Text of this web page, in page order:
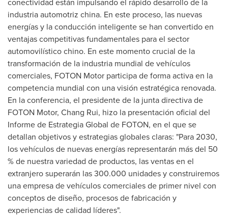
industria automotriz china. En este proceso, las nuevas
energías y la conducción inteligente se han convertido en
ventajas competitivas fundamentales para el sector
automovilístico chino. En este momento crucial de la
transformación de la industria mundial de vehículos
comerciales, FOTON Motor participa de forma activa en la
competencia mundial con una visión estratégica renovada.
En la conferencia, el presidente de la junta directiva de
FOTON Motor, Chang Rui, hizo la presentación oficial del
Informe de Estrategia Global de FOTON, en el que se
detallan objetivos y estrategias globales claras: "Para 2030,
los vehículos de nuevas energías representarán más del 50
% de nuestra variedad de productos, las ventas en el
extranjero superarán las 300.000 unidades y construiremos
una empresa de vehículos comerciales de primer nivel con
conceptos de diseño, procesos de fabricación y
experiencias de calidad líderes".